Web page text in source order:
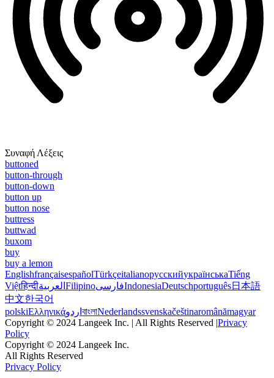
Συναφή Λέξεις
buttoned
button-through
button-down
button up
button nose
buttress
buttwad
buxom
buy
buy a lemon
EnglishfrançaisespañolTürkçeitalianoрусскийукраїнськаTiếng
Việtहिन्दीالعربية FilipinoفارسیIndonesiaDeutschportuguês日本語
中文한국어
polskiΕλληνικάاردو বাংলাNederlandssvenskačeštinaromânămagyar
Copyright © 2024 Langeek Inc. | All Rights Reserved |Privacy
Policy
Copyright © 2024 Langeek Inc.
All Rights Reserved
Privacy Policy